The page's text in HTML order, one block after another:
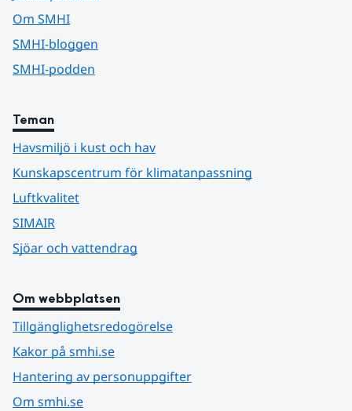
Om SMHI
SMHI-bloggen
SMHI-podden
Teman
Havsmiljö i kust och hav
Kunskapscentrum för klimatanpassning
Luftkvalitet
SIMAIR
Sjöar och vattendrag
Om webbplatsen
Tillgänglighetsredogörelse
Kakor på smhi.se
Hantering av personuppgifter
Om smhi.se